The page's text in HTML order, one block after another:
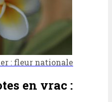
: fleur nationale
en vrac :